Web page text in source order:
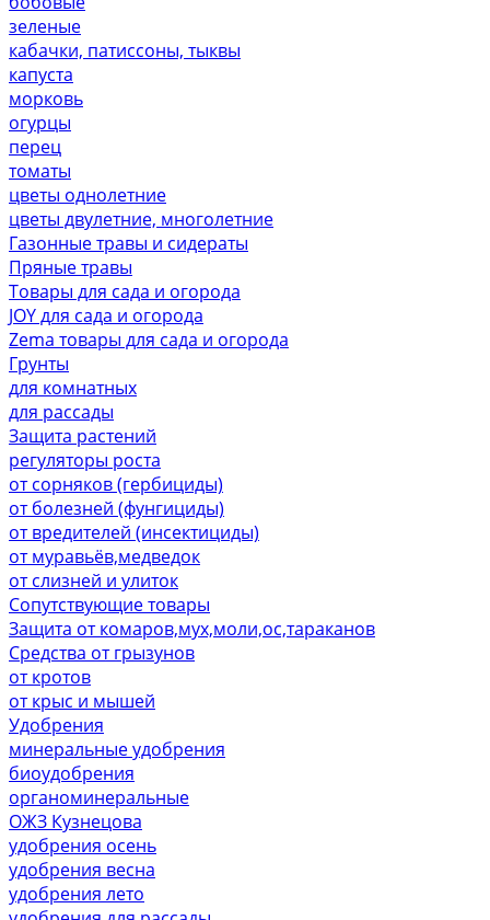
зеленые
кабачки, патиссоны, тыквы
капуста
морковь
огурцы
перец
томаты
цветы однолетние
цветы двулетние, многолетние
Газонные травы и сидераты
Пряные травы
Товары для сада и огорода
JOY для сада и огорода
Zema товары для сада и огорода
Грунты
для комнатных
для рассады
Защита растений
регуляторы роста
от сорняков (гербициды)
от болезней (фунгициды)
от вредителей (инсектициды)
от муравьёв,медведок
от слизней и улиток
Сопутствующие товары
Защита от комаров,мух,моли,ос,тараканов
Средства от грызунов
от кротов
от крыс и мышей
Удобрения
минеральные удобрения
биоудобрения
органоминеральные
ОЖЗ Кузнецова
удобрения осень
удобрения весна
удобрения лето